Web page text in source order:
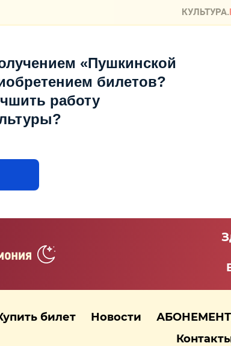
«Пушкинской
билетов?
работу
билет Новости